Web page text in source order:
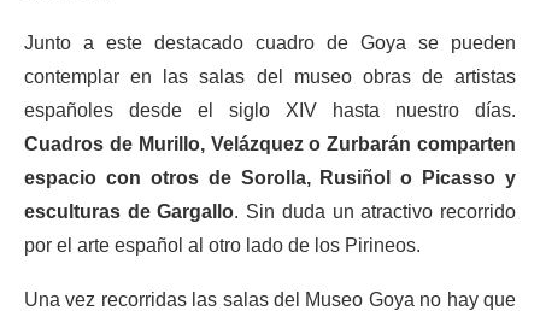
Junto a este destacado cuadro de Goya se pueden
contemplar en las salas del museo obras de artistas
españoles desde el siglo XIV hasta nuestro días.
Cuadros de Murillo, Velázquez o Zurbarán comparten
espacio con otros de Sorolla, Rusiñol o Picasso y
esculturas de Gargallo. Sin duda un atractivo recorrido
por el arte español al otro lado de los Pirineos.
Una vez recorridas las salas del Museo Goya no hay que